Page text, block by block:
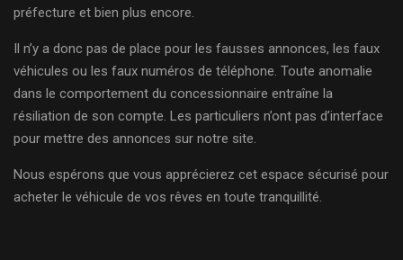
préfecture et bien plus encore.
Il n’y a donc pas de place pour les fausses annonces, les faux
véhicules ou les faux numéros de téléphone. Toute anomalie
dans le comportement du concessionnaire entraîne la
résiliation de son compte. Les particuliers n’ont pas d’interface
pour mettre des annonces sur notre site.
Nous espérons que vous apprécierez cet espace sécurisé pour
acheter le véhicule de vos rêves en toute tranquillité.